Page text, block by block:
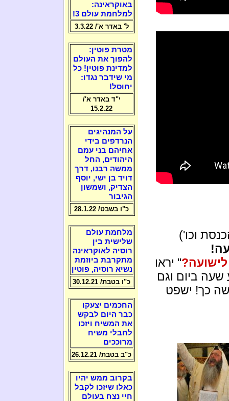
וכו')
" יראו
ביום וגם
כך! ישפט
באוקראינה:
למלחמת עולם 3!
ל' באדר א'/ 3.3.22
מטרת פוטין:
להפוך את העולם
למדינת פוטין! כל
מי שידבר נגדו:
יחוסל!
י"ד באדר א'/
15.2.22
על המנהיגים
הנרדפים בידי
אחיהם בני עמם
היהודים, החל
ממשה רבנו, דרך
דויד בן ישי, יוסף
הצדיק, ושמשון
הגיבור
כ"ו בשבט/ 28.1.22
מלחמת עולם
שלישית בין
רוסיה לאוקראינה
מתקרבת ביוזמת
נשיא רוסיה, פוטין
כ"ו בטבת/ 30.12.21
החכמים יצעקו
כבר היום לבקש
את המשיח ויזכו
לחבלי משיח
מרוככים
כ"ב בטבת/ 26.12.21
בקרוב ממש יהיו
כאלו שיזכו לקבל
חיי נצח בעולם